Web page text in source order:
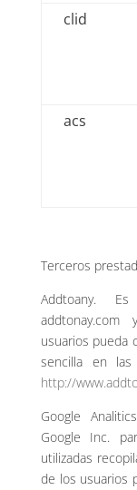
clid
acs
Terceros
Addtoany.
usuarios pueda
sencilla en
http://
Google
Google Inc.
utilizadas
de los usuarios